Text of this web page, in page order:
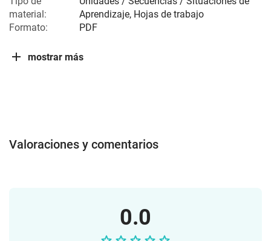
material:
Aprendizaje, Hojas de trabajo
Formato:
PDF
mostrar más
Valoraciones y comentarios
0.0